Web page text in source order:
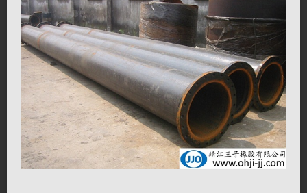
Case
Contact
Honor
Human resources
备案号：
网址：http://eng.ohji-jj.com/
联系我们